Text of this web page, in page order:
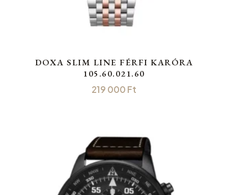
DOXA SLIM LINE FÉRFI KARÓRA
105.60.021.60
219 000 Ft